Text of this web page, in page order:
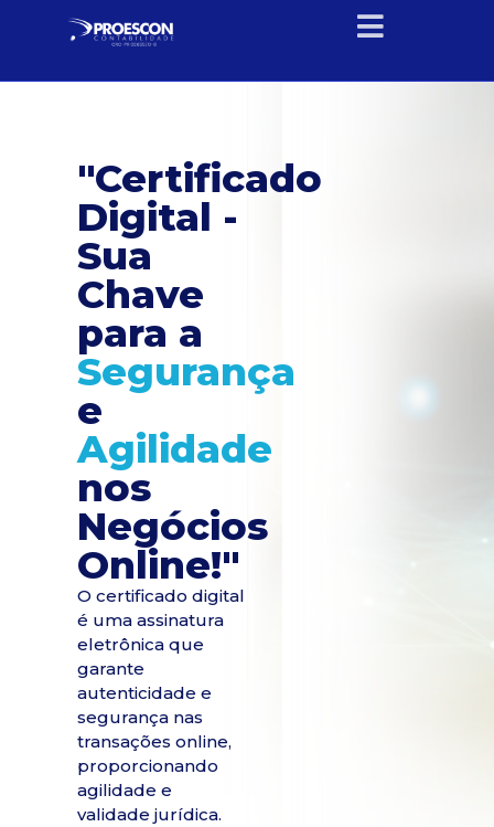
"Certificado
Digital -
Sua
Chave
para a
Segurança
e
Agilidade
nos
Negócios
Online!"
O certificado digital
é uma assinatura
eletrônica que
garante
autenticidade e
segurança nas
transações online,
proporcionando
agilidade e
validade jurídica.